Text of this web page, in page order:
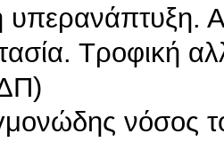
υπερανάπτυξη.
Τροφική
νόσος